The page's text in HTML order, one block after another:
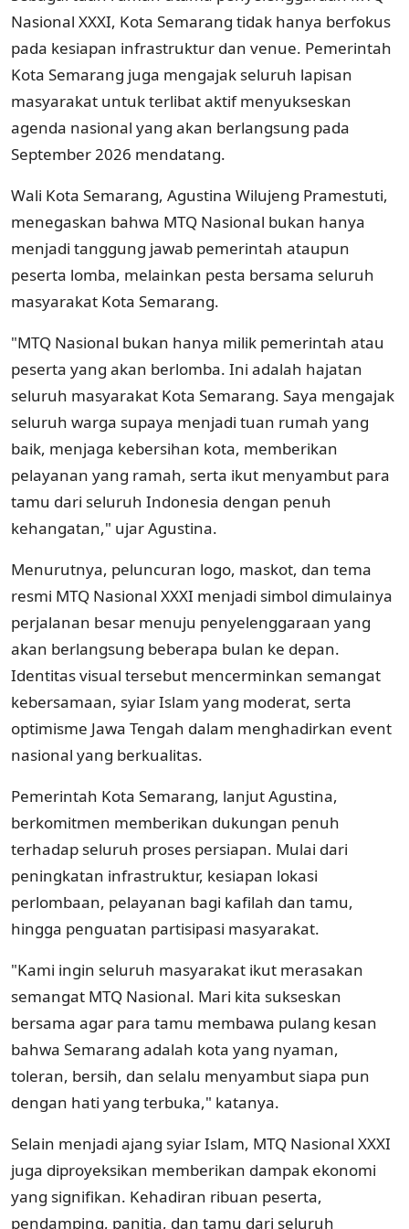
Nasional XXXI, Kota Semarang tidak hanya berfokus
pada kesiapan infrastruktur dan venue. Pemerintah
Kota Semarang juga mengajak seluruh lapisan
masyarakat untuk terlibat aktif menyukseskan
agenda nasional yang akan berlangsung pada
September 2026 mendatang.
Wali Kota Semarang, Agustina Wilujeng Pramestuti,
menegaskan bahwa MTQ Nasional bukan hanya
menjadi tanggung jawab pemerintah ataupun
peserta lomba, melainkan pesta bersama seluruh
masyarakat Kota Semarang.
"MTQ Nasional bukan hanya milik pemerintah atau
peserta yang akan berlomba. Ini adalah hajatan
seluruh masyarakat Kota Semarang. Saya mengajak
seluruh warga supaya menjadi tuan rumah yang
baik, menjaga kebersihan kota, memberikan
pelayanan yang ramah, serta ikut menyambut para
tamu dari seluruh Indonesia dengan penuh
kehangatan," ujar Agustina.
Menurutnya, peluncuran logo, maskot, dan tema
resmi MTQ Nasional XXXI menjadi simbol dimulainya
perjalanan besar menuju penyelenggaraan yang
akan berlangsung beberapa bulan ke depan.
Identitas visual tersebut mencerminkan semangat
kebersamaan, syiar Islam yang moderat, serta
optimisme Jawa Tengah dalam menghadirkan event
nasional yang berkualitas.
Pemerintah Kota Semarang, lanjut Agustina,
berkomitmen memberikan dukungan penuh
terhadap seluruh proses persiapan. Mulai dari
peningkatan infrastruktur, kesiapan lokasi
perlombaan, pelayanan bagi kafilah dan tamu,
hingga penguatan partisipasi masyarakat.
"Kami ingin seluruh masyarakat ikut merasakan
semangat MTQ Nasional. Mari kita sukseskan
bersama agar para tamu membawa pulang kesan
bahwa Semarang adalah kota yang nyaman,
toleran, bersih, dan selalu menyambut siapa pun
dengan hati yang terbuka," katanya.
Selain menjadi ajang syiar Islam, MTQ Nasional XXXI
juga diproyeksikan memberikan dampak ekonomi
yang signifikan. Kehadiran ribuan peserta,
pendamping, panitia, dan tamu dari seluruh